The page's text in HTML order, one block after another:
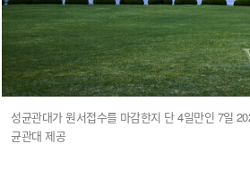
성균관대가 원서접수를 마감한지 단 4일만인 7일
균관대 제공